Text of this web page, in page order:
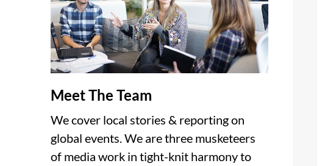
Meet The Team
We cover local stories & reporting on
global events. We are three musketeers
of media work in tight-knit harmony to